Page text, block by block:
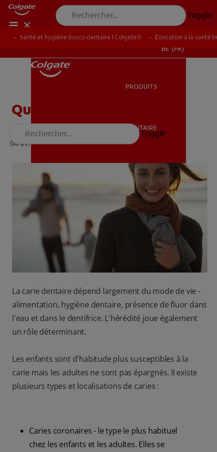
Toggle
SANTÉ BUCCO-DENTAIRE
BILAN DE SANTÉ BUCCO-DENTAIRE
RECHERCHE DES SOLUTIONS IDÉALES
BE (FR)
PRODUITS
SANTÉ BUCCO-DENTAIRE
MISSION
BILAN DE SANTÉ BUCCO-DENTAIRE
RECHERCHE DES SOLUTIONS IDÉALES
Toggle
Santé et hygiène bucco-dentaire | Colgate® Éducation à la santé
Qu'est-Ce Que La Carie ?
04 avril 2024 ·min de lecture
La carie dentaire dépend largement du mode de vie -
alimentation, hygiène dentaire, présence de fluor dans
l'eau et dans le dentifrice. L'hérédité joue également
un rôle déterminant.
Les enfants sont d'habitude plus susceptibles à la
carie mais les adultes ne sont pas épargnés. Il existe
plusieurs types et localisations de caries :
Caries coronaires - le type le plus habituel
chez les enfants et les adultes. Elles se